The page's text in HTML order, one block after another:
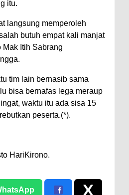
itu.
langsung memperoleh
butuh empat kali manjat
Mak Itih Sabrang
tim lain bernasib sama
bisa bernafas lega meraup
waktu itu ada sisa 15
peserta.(*).
HariKirono.